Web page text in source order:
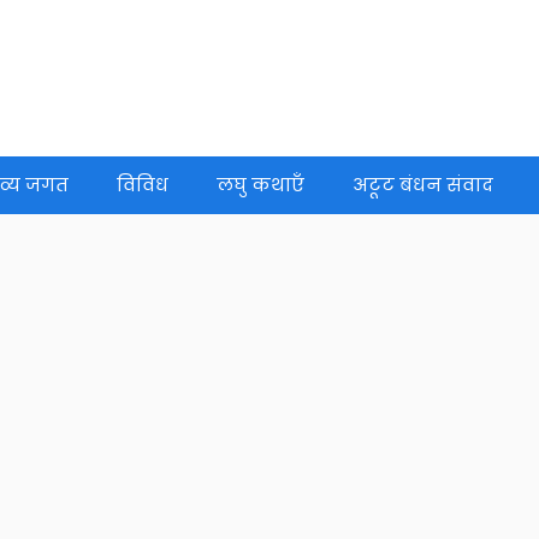
जगत विविध लघु कथाएँ अटूट बंधन संवाद